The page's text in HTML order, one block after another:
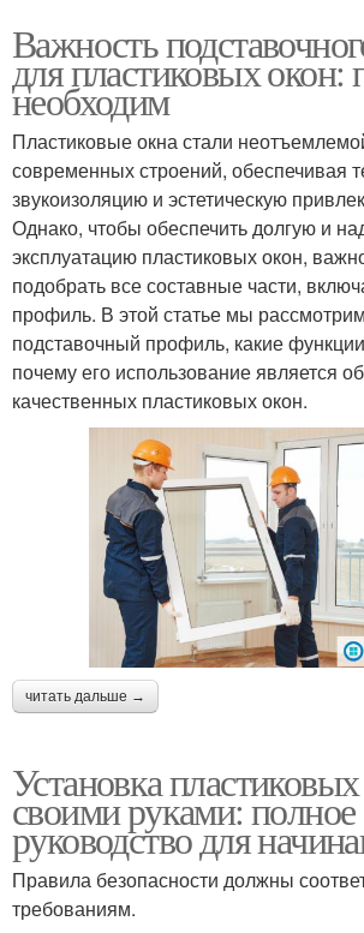
Важность
для пластиковых окон:
необходим
Пластиковые окна стали
современных строений, обеспечивая
звукоизоляцию и эстетическую
Однако, чтобы обеспечить долгую и
эксплуатацию пластиковых окон,
подобрать все составные части,
профиль. В этой статье мы
подставочный профиль, какие
почему его использование является
качественных пластиковых окон.
читать дальше →
Установка
своими руками: полное
руководство для
Правила безопасности должны
требованиям.